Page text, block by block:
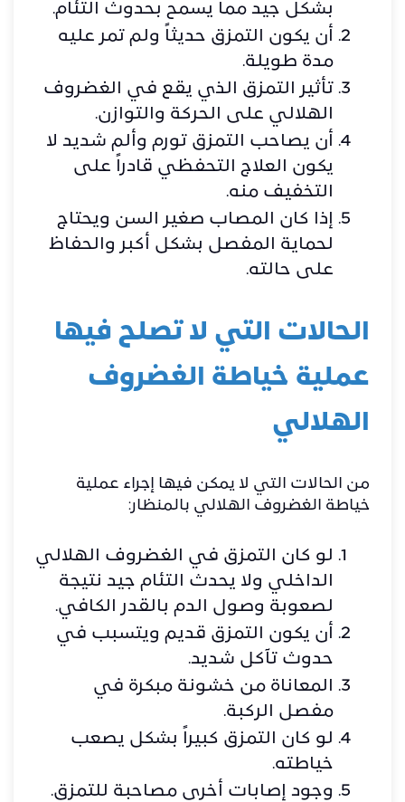
بشكل جيد مما يسمح بحدوث التئام.
أن يكون التمزق حديثاً ولم تمر عليه
مدة طويلة.
تأثير التمزق الذي يقع في الغضروف
الهلالي على الحركة والتوازن.
أن يصاحب التمزق تورم وألم شديد لا
يكون العلاج التحفظي قادراً على
التخفيف منه.
إذا كان المصاب صغير السن ويحتاج
لحماية المفصل بشكل أكبر والحفاظ
على حالته.
الحالات التي لا تصلح فيها
عملية خياطة الغضروف
الهلالي
من الحالات التي لا يمكن فيها إجراء عملية
خياطة الغضروف الهلالي بالمنظار:
لو كان التمزق في الغضروف الهلالي
الداخلي ولا يحدث التئام جيد نتيجة
لصعوبة وصول الدم بالقدر الكافي.
أن يكون التمزق قديم ويتسبب في
حدوث تآكل شديد.
المعاناة من خشونة مبكرة في
مفصل الركبة.
لو كان التمزق كبيراً بشكل يصعب
خياطته.
وجود إصابات أخرى مصاحبة للتمزق.